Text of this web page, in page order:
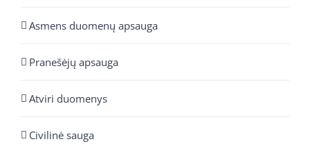
Asmens duomenų apsauga
Pranešėjų apsauga
Atviri duomenys
Civilinė sauga